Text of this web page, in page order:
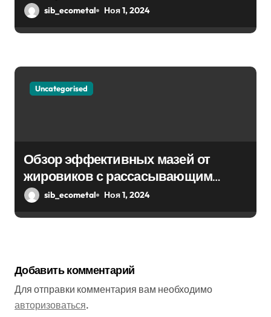
sib_ecometal Ноя 1, 2024
Uncategorised
Обзор эффективных мазей от
жировиков с рассасывающим
эффектом
sib_ecometal Ноя 1, 2024
Добавить комментарий
Для отправки комментария вам необходимо
авторизоваться.